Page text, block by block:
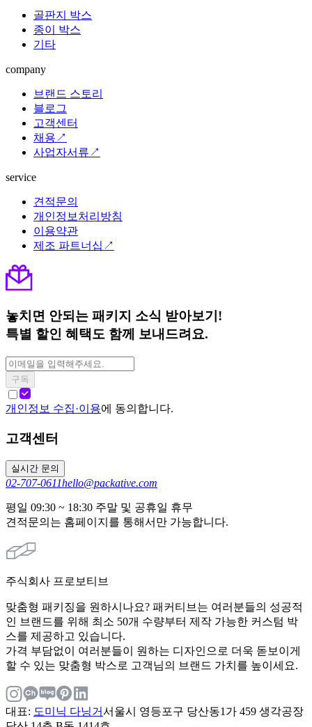
골판지 박스
종이 박스
기타
company
브랜드 스토리
블로그
고객센터
채용↗
사업자서류↗
service
견적문의
개인정보처리방침
이용약관
제조 파트너십↗
놓치면 안되는 패키지 소식 받아보기!
특별 할인 혜택도 함께 보내드려요.
구독
개인정보 수집·이용에 동의합니다.
고객센터
실시간 문의
02-707-0611hello@packative.com
평일 09:30 ~ 18:30 주말 및 공휴일 휴무
견적문의는 홈페이지를 통해서만 가능합니다.
주식회사 프로보티브
맞춤형 패키징을 원하시나요? 패커티브는 여러분들의 성공적
인 브랜드를 위해 최소 50개 수량부터 제작 가능한 커스텀 박
스를 제공하고 있습니다.
가격 부담없이 여러분들이 원하는 디자인으로 더욱 돋보이게
할 수 있는 맞춤형 박스로 고객님의 브랜드 가치를 높이세요.
대표: 도미닉 다닝거서울시 영등포구 당산동1가 459 생각공장